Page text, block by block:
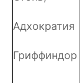
Адхократия
Гриффиндор